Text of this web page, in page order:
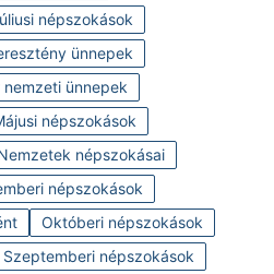
népszokások
ünnepek
nemzeti ünnepek
népszokások
népszokásai
népszokások
Októberi népszokások
Szeptemberi népszokások